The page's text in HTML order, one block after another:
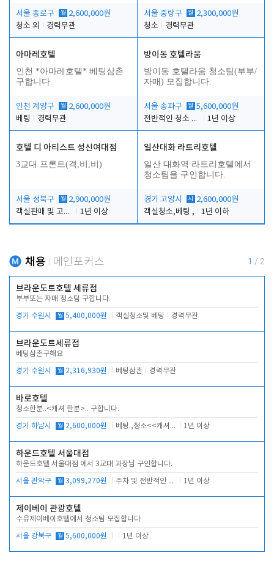
서울 종로구 월 2,600,000원
청소 외
경력무관
서울 중랑구 월 2,300,000원
청소
경력무관
아마레호텔
인천 *아마레호텔* 베팅삼촌
구합니다.
인천 계양구 월 2,600,000원
베팅
경력무관
방이동 호텔라움
방이동 호텔라움 청소팀(부부/
자매) 모집합니다.
서울 송파구 월 5,600,000원
전반적인 청소 업무(객실청소.객실정리)
1년 이상
호텔 디 아티스트 성신여대점
3교대 프론트(격,비,비)
서울 성북구 월 2,900,000원
객실판매 및 고객응대
1년 이상
일산대화 라트리호텔
일산 대화역 라트리호텔에서
청소팀을 구인합니다.
경기 고양시 시
2,600,000원
객실청소,베팅 ,
1년 이하
채용 메인포커스 1 / 2
브라운도트호텔 세류점
부부또는 자매 청소팀 구합니다.
경기 수원시 월 5,400,000원 객실청소및 베팅 경력무관
브라운도트세류점
베팅삼촌구해요
경기 수원시 월 2,316,930원 베팅삼촌 경력무관
바로호텔
청소한분..<캐셔 한분>.. 구합니다.
경기 하남시 월 2,600,000원 베팅.,청소<<캐셔 모셔봅니다. 1년 이상
하운드호텔 서울대점
하운드호텔 서울대점 에서 3교대 과장님 구인합니다.
서울 관악구 월 3,099,270원 주차 및 전반적인 당번업무 1년 이상
제이베이 관광호텔
수유제이베이호텔에서 청소팀 모집합니다
서울 강북구 월 5,600,000원 1년 이상